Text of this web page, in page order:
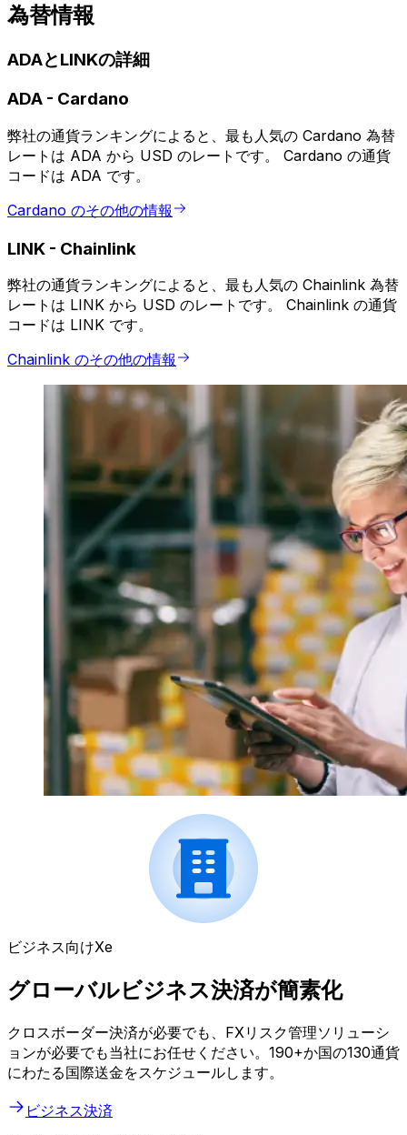
為替情報
ADAとLINKの詳細
ADA - Cardano
弊社の通貨ランキングによると、最も人気の Cardano 為替
レートは ADA から USD のレートです。 Cardano の通貨
コードは ADA です。
Cardano のその他の情報
LINK - Chainlink
弊社の通貨ランキングによると、最も人気の Chainlink 為替
レートは LINK から USD のレートです。 Chainlink の通貨
コードは LINK です。
Chainlink のその他の情報
ビジネス向けXe
グローバルビジネス決済が簡素化
クロスボーダー決済が必要でも、FXリスク管理ソリューシ
ョンが必要でも当社にお任せください。190+か国の130通貨
にわたる国際送金をスケジュールします。
ビジネス決済